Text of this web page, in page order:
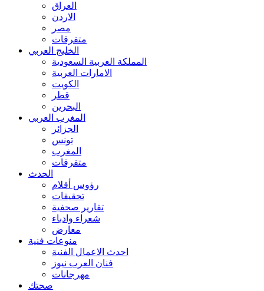
العراق
الاردن
مصر
متفرقات
الخليج العربي
المملكة العربية السعودية
الامارات العربية
الكويت
قطر
البحرين
المغرب العربي
الجزائر
تونس
المغرب
متفرقات
الحدث
رؤوس أقلام
تحقيقات
تقارير صحفية
شعراء وادباء
معارض
منوعات فنية
احدث الاعمال الفنية
فنان العرب نيوز
مهرجانات
صحتك